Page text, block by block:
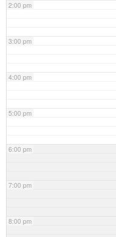
2:00 pm
3:00 pm
4:00 pm
5:00 pm
6:00 pm
7:00 pm
8:00 pm